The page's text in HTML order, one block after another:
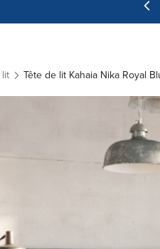
Tête de lit Kahaia Nika Royal